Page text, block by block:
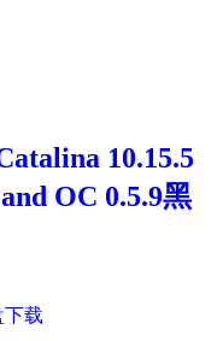
10.15.5
OC 0.5.9黑